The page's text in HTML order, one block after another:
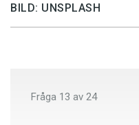
BILD: UNSPLASH
Fråga 13 av 24